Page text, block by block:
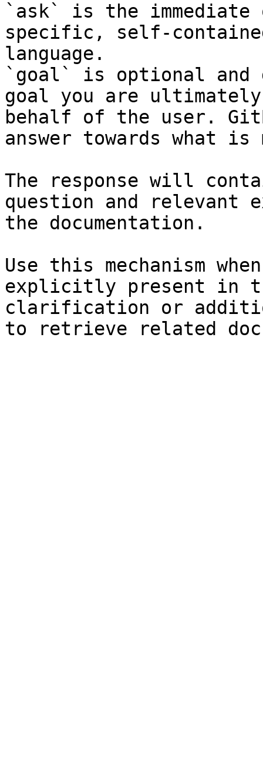
`ask` is the
specific, self-
language.
`goal` is optional and
goal you are
behalf of the user.
answer towards what
The response will
question and relevant
the documentation.
Use this mechanism
explicitly present in
clarification or